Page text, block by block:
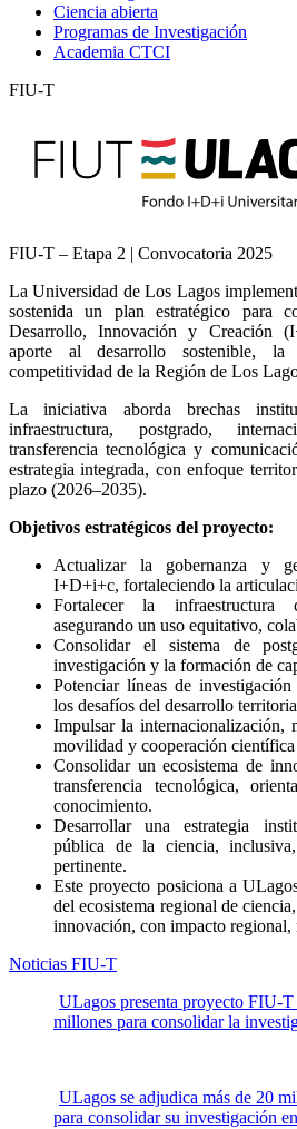
Ciencia abierta
Programas de Investigación
Academia CTCI
FIU-T
FIU-T – Etapa 2 | Convocatoria 2025
La Universidad de Los Lagos
sostenida un plan estratégico para
Desarrollo, Innovación y Creación
aporte al desarrollo sostenible,
competitividad de la Región de Los
La iniciativa aborda brechas
infraestructura, postgrado,
transferencia tecnológica y
estrategia integrada, con enfoque
plazo (2026–2035).
Objetivos estratégicos del proyecto:
Actualizar la gobernanza y
I+D+i+c, fortaleciendo la
Fortalecer la infraestructura
asegurando un uso equitativo,
Consolidar el sistema de
investigación y la formación de
Potenciar líneas de investigación
los desafíos del desarrollo
Impulsar la internacionalización,
movilidad y cooperación
Consolidar un ecosistema de
transferencia tecnológica,
conocimiento.
Desarrollar una estrategia
pública de la ciencia,
pertinente.
Este proyecto posiciona a
del ecosistema regional de
innovación, con impacto regional,
Noticias FIU-T
ULagos presenta proyecto FIU-
millones para consolidar la
ULagos se adjudica más de 20
para consolidar su investigación